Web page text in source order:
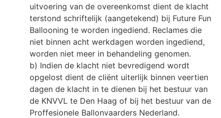
uitvoering van de overeenkomst dient de klacht
terstond schriftelijk (aangetekend) bij Future Fun
Ballooning te worden ingediend. Reclames die
niet binnen acht werkdagen worden ingediend,
worden niet meer in behandeling genomen.
b) Indien de klacht niet bevredigend wordt
opgelost dient de cliënt uiterlijk binnen veertien
dagen de klacht in te dienen bij het bestuur van
de KNVVL te Den Haag of bij het bestuur van de
Proffesionele Ballonvaarders Nederland.